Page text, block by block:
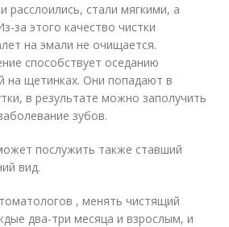
расслоились, стали мягкими, а
за этого качество чистки
на эмали не очищается.
способствует оседанию
на щетинках. Они попадают в
в результате можно заполучить
зубов.
послужить также ставший
вид.
, менять чистящий
два-три месяца и взрослым, и